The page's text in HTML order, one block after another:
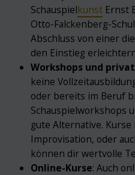
Schauspielkunst Ernst
Otto-Falckenberg-
Abschluss von einer
den Einstieg
Workshops und
keine
oder bereits im Beruf
Schauspielworkshops
gute Alternative.
Improvisation, oder
können dir wertvolle
Online-Kurse: Auch